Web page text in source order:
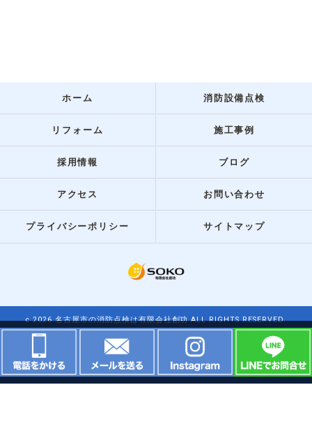
ホーム 消防設備点検
リフォーム 施工事例
採用情報 ブログ
アクセス お問い合わせ
プライバシーポリシー サイトマップ
c 2026 名古屋市の消防点検は有限会社創功 ALL RIGHTS RESERVED.